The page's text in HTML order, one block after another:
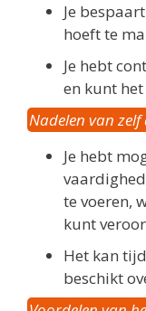
Je
hoeft te
Je hebt
en kunt
Nadelen van
Je hebt
te voeren,
kunt
Het kan
beschikt